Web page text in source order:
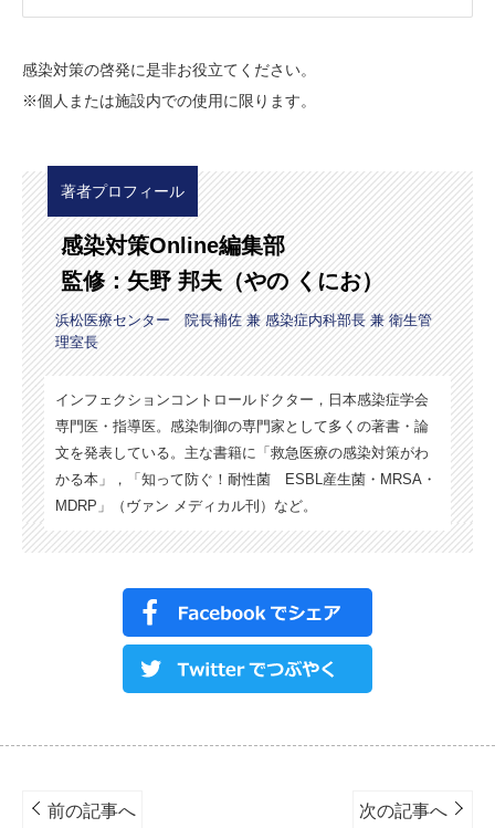
感染対策の啓発に是非お役立てください。
※個人または施設内での使用に限ります。
著者プロフィール
感染対策Online編集部
監修：矢野 邦夫（やの くにお）
浜松医療センター 院長補佐 兼 感染症内科部長 兼 衛生管
理室長
インフェクションコントロールドクター，日本感染症学会
専門医・指導医。感染制御の専門家として多くの著書・論
文を発表している。主な書籍に「救急医療の感染対策がわ
かる本」，「知って防ぐ！耐性菌 ESBL産生菌・MRSA・
MDRP」（ヴァン メディカル刊）など。
navigation
前の記事へ 次の記事へ